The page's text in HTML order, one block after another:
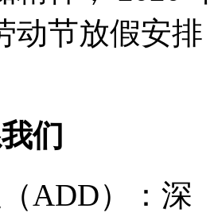
动节放假安排
们
ADD）：深